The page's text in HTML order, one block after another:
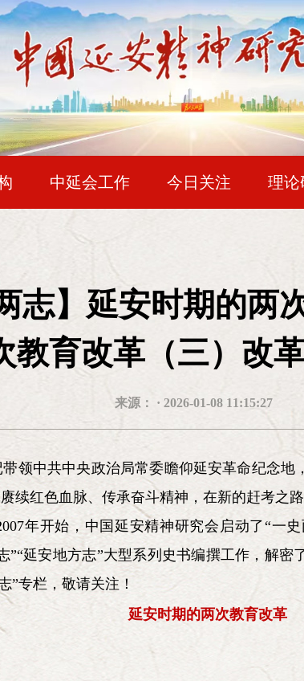
中延会工作 今日关注 理论
毛泽东论延安精神
“我说陕北是两个点，一个落脚点
陕北已成为我们一切工作的试验区，我
全国代表大会的工作方针》（1945年4月
陈小津 徐光春
平 陈登才
志】延安时期的两
教育改革（三）改
来源： · 2026-01-08 11:15:27
领中共中央政治局常委瞻仰延安革命纪念
续红色血脉、传承奋斗精神，在新的赶考之
年开始，中国延安精神研究会启动了“一
”“延安地方志”大型系列史书编撰工作，解
”专栏，敬请关注！
延安时期的两次教育改革